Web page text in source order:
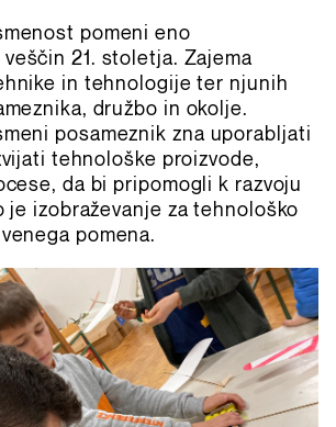
pomeni eno
21. stoletja. Zajema
in tehnologije ter njunih
družbo in okolje.
posameznik zna uporabljati
tehnološke proizvode,
da bi pripomogli k razvoju
je izobraževanje za tehnološko
pomena.